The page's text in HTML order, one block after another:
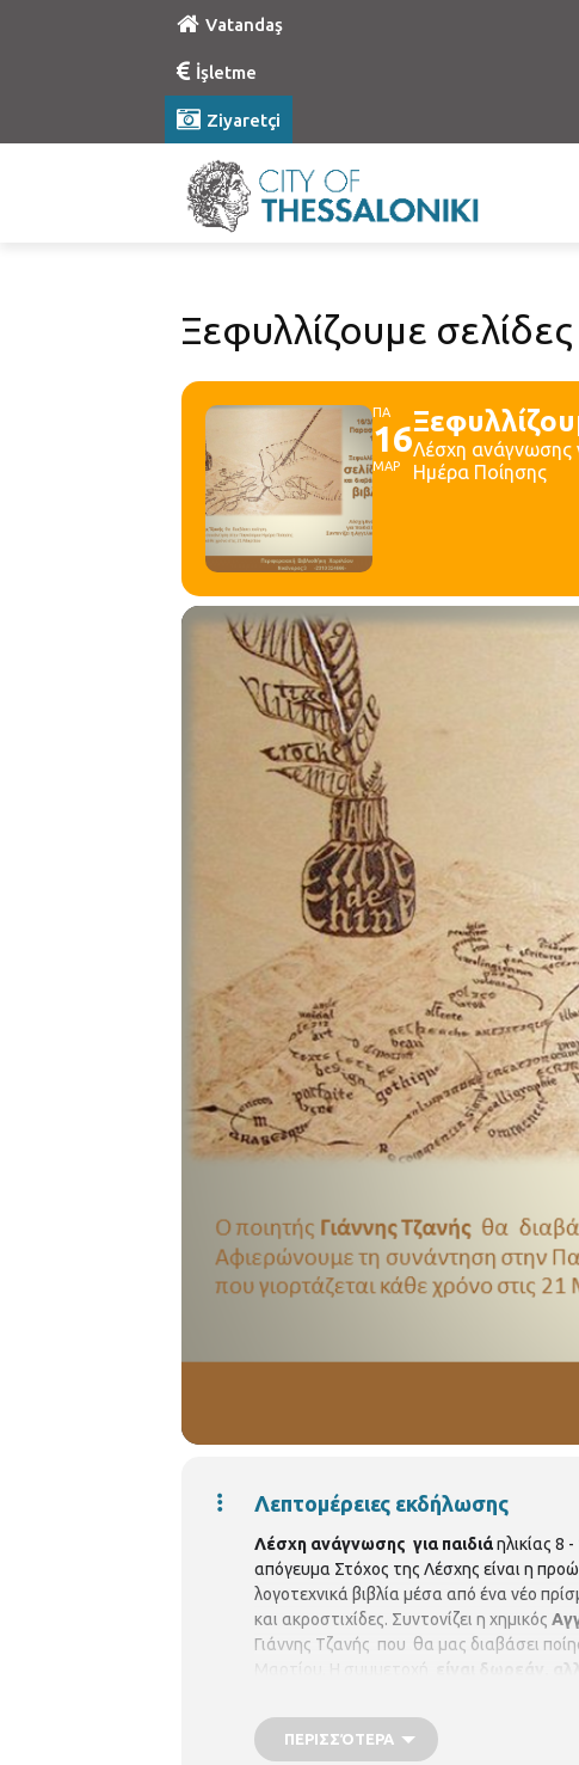
Vatandaş
İşletme
Ziyaretçi
Ξεφυλλίζουμε
ΠΑ
16
ΜΑΡ
Λέσχη ανάγνωσης
Ημέρα Ποίησης
Λεπτομέρειες εκδήλωσης
Λέσχη ανάγνωσης για παιδιάηλικίας 8
απόγευμα Στόχος της Λέσχης είναι η
λογοτεχνικά βιβλία μέσα από ένα νέο
και ακροστιχίδες. Συντονίζει η χημικός
Γιάννης Τζανής που θα μας διαβάσει
Μαρτίου. Η συμμετοχή
είναι δωρεάν,
ενημερώνουν σε περίπτωση ακύρωσης.
εγγραφών για συμμετοχή στις
ΠΕΡΙΣΣΌΤΕΡΑ